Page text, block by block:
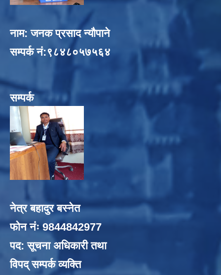
नाम: जनक प्रसाद न्यौपाने
सम्पर्क नं:९८४८०५७५६४
सम्पर्क
नेत्र बहादुर बस्नेत
फोन नंः 9844842977
पद: सूचना अधिकारी तथा
विपद् सम्पर्क व्यक्ति